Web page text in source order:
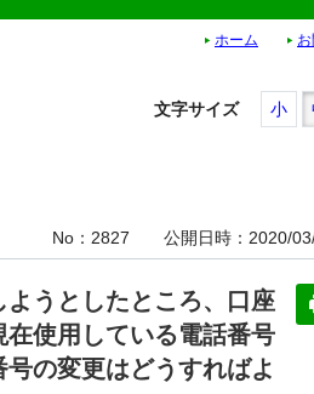
ホーム
文字サイズ 小
No 2827 公開日時 2020/
うとしたところ、口座
使用している電話番号
の変更はどうすればよ